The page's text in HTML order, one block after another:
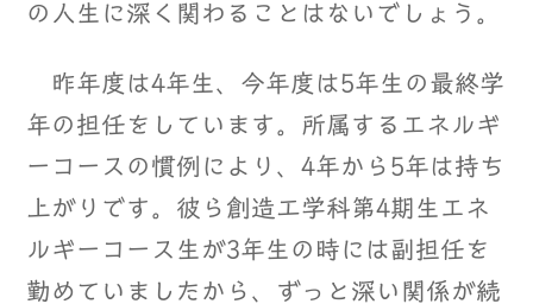
の人生に深く関わることはないでしょう。
昨年度は4年生、今年度は5年生の最終学
年の担任をしています。所属するエネルギ
ーコースの慣例により、4年から5年は持ち
上がりです。彼ら創造工学科第4期生エネ
ルギーコース生が3年生の時には副担任を
勤めていましたから、ずっと深い関係が続